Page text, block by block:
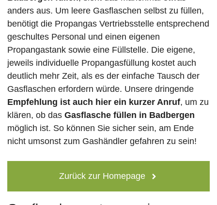
anders aus. Um leere Gasflaschen selbst zu füllen,
benötigt die Propangas Vertriebsstelle entsprechend
geschultes Personal und einen eigenen
Propangastank sowie eine Füllstelle. Die eigene,
jeweils individuelle Propangasfüllung kostet auch
deutlich mehr Zeit, als es der einfache Tausch der
Gasflaschen erfordern würde. Unsere dringende
Empfehlung ist auch hier ein kurzer Anruf, um zu
klären, ob das Gasflasche füllen in Badbergen
möglich ist. So können Sie sicher sein, am Ende
nicht umsonst zum Gashändler gefahren zu sein!
Zurück zur Homepage